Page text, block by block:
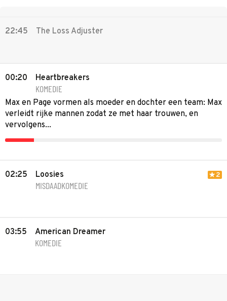
22:45 The Loss Adjuster
00:20 Heartbreakers
KOMEDIE
Max en Page vormen als moeder en dochter een team: Max
verleidt rijke mannen zodat ze met haar trouwen, en
vervolgens...
02:25 Loosies
MISDAADKOMEDIE
2
03:55 American Dreamer
KOMEDIE